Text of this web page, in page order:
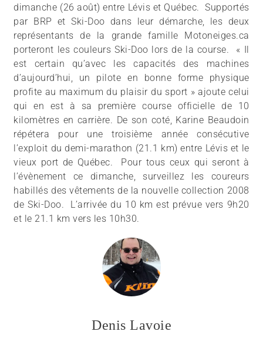
dimanche (26 août) entre Lévis et Québec. Supportés
par BRP et Ski-Doo dans leur démarche, les deux
représentants de la grande famille Motoneiges.ca
porteront les couleurs Ski-Doo lors de la course. « Il
est certain qu’avec les capacités des machines
d’aujourd’hui, un pilote en bonne forme physique
profite au maximum du plaisir du sport » ajoute celui
qui en est à sa première course officielle de 10
kilomètres en carrière. De son coté, Karine Beaudoin
répétera pour une troisième année consécutive
l’exploit du demi-marathon (21.1 km) entre Lévis et le
vieux port de Québec. Pour tous ceux qui seront à
l’évènement ce dimanche, surveillez les coureurs
habillés des vêtements de la nouvelle collection 2008
de Ski-Doo. L’arrivée du 10 km est prévue vers 9h20
et le 21.1 km vers les 10h30.
Denis Lavoie